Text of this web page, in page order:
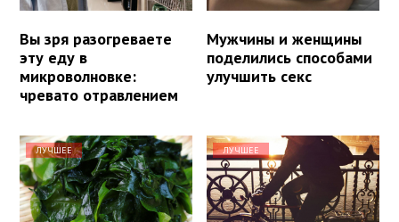
Вы зря разогреваете
эту еду в
микроволновке:
чревато отравлением
Мужчины и женщины
поделились способами
улучшить секс
ЛУЧШЕЕ ЛУЧШЕЕ